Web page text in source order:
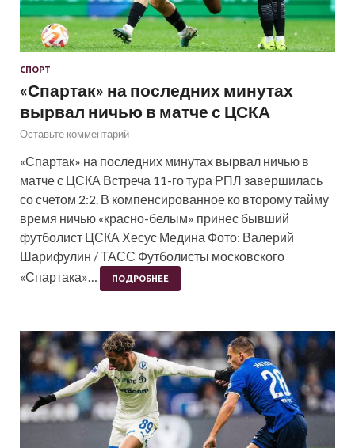
СПОРТ
«Спартак» на последних минутах
вырвал ничью в матче с ЦСКА
Оставьте комментарий
«Спартак» на последних минутах вырвал ничью в
матче с ЦСКА Встреча 11-го тура РПЛ завершилась
со счетом 2:2. В компенсированное ко второму тайму
время ничью «красно-белым» принес бывший
футболист ЦСКА Хесус Медина Фото: Валерий
Шарифулин / ТАСС Футболисты московского
«Спартака»…
ПОДРОБНЕЕ